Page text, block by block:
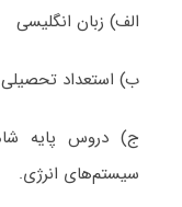
الف) زبان انگلیسی
ب) استعداد تحصیلی
سیستم‌های انرژی.